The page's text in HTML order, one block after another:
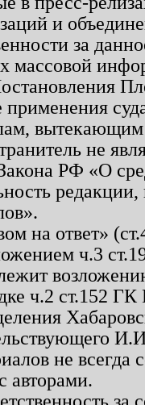
и
за
массовой
применения
вытекающим
не
РФ «О
на ответ»
ч.3
ч.2 ст.152
не
авторами.